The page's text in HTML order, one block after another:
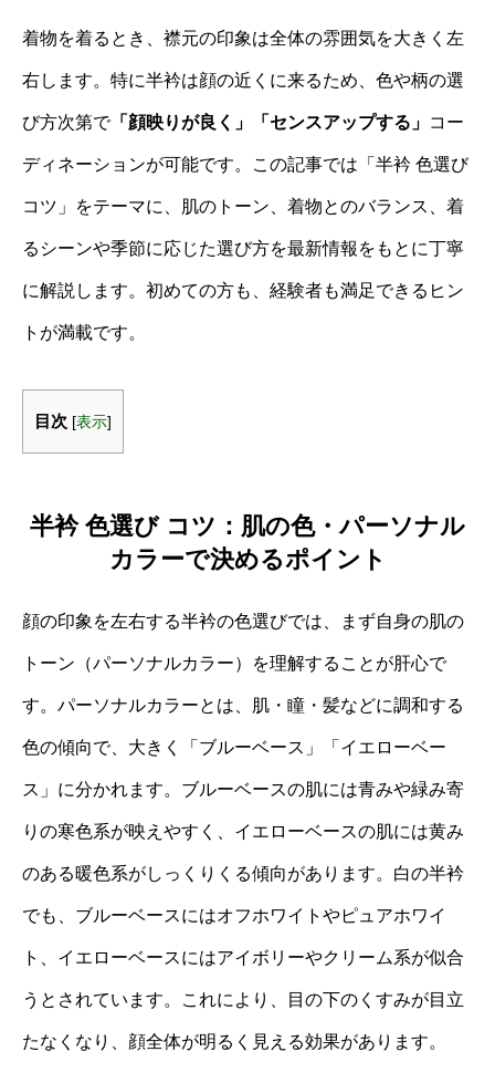
着物を着るとき、襟元の印象は全体の雰囲気を大きく左
右します。特に半衿は顔の近くに来るため、色や柄の選
び方次第で「顔映りが良く」「センスアップする」 コー
ディネーションが可能です。この記事では「半衿 色選び
コツ」をテーマに、肌のトーン、着物とのバランス、着
るシーンや季節に応じた選び方を最新情報をもとに丁寧
に解説します。初めての方も、経験者も満足できるヒン
トが満載です。
目次 [表示]
半衿 色選び コツ：肌の色・パーソナル
カラーで決めるポイント
顔の印象を左右する半衿の色選びでは、まず自身の肌の
トーン（パーソナルカラー）を理解することが肝心で
す。パーソナルカラーとは、肌・瞳・髪などに調和する
色の傾向で、大きく「ブルーベース」「イエローベー
ス」に分かれます。ブルーベースの肌には青みや緑み寄
りの寒色系が映えやすく、イエローベースの肌には黄み
のある暖色系がしっくりくる傾向があります。白の半衿
でも、ブルーベースにはオフホワイトやピュアホワイ
ト、イエローベースにはアイボリーやクリーム系が似合
うとされています。これにより、目の下のくすみが目立
たなくなり、顔全体が明るく見える効果があります。